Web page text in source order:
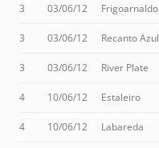
3 03/06/12 Frigoarnaldo
3 03/06/12 Recanto Azul
3 03/06/12 River Plate
4 10/06/12 Estaleiro
4 10/06/12 Labareda